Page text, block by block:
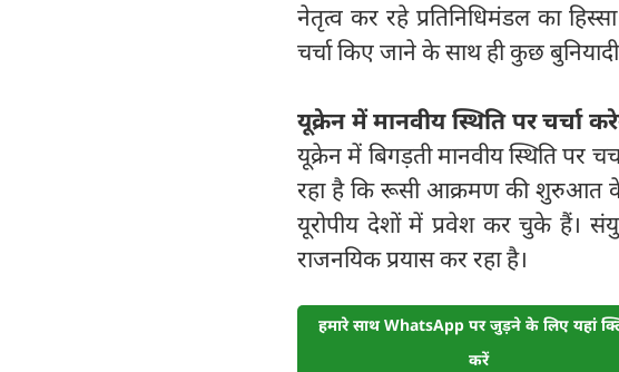
नेतृत्व कर रहे प्रतिनिधिमंडल का
चर्चा किए जाने के साथ ही कुछ बुनियादी
यूक्रेन में मानवीय स्थिति पर चर्चा
यूक्रेन में बिगड़ती मानवीय स्थिति पर
रहा है कि रूसी आक्रमण की शुरुआत
यूरोपीय देशों में प्रवेश कर चुके हैं।
राजनयिक प्रयास कर रहा है।
हमारे साथ WhatsApp पर जुड़ने के लिए यहां
करें